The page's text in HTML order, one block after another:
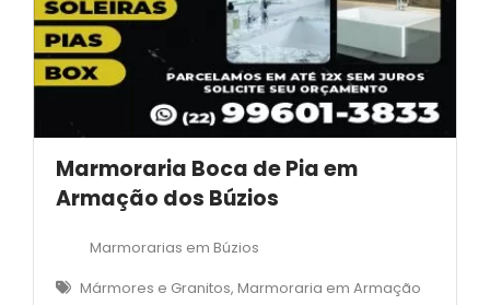
Marmoraria Boca de Pia em
Armação dos Búzios
Marmorarias em Búzios
Mármores e Granitos, Marmoraria em Armação